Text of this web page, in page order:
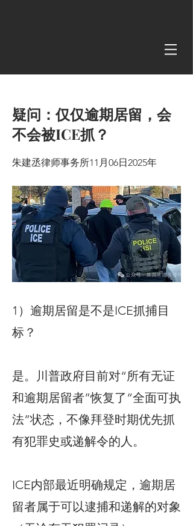
疑问：仅仅逾期居留，会
不会被ICE抓？
朱建丞律师事务所11月06日2025年
1）逾期居留是不是ICE抓捕目
标？
是。川普政府目前对“所有无证
和逾期居留者”恢复了“全面可执
法”状态，不像拜登时期优先抓
有犯罪史或递解令的人。
ICE内部最近明确规定，逾期居
留者属于可以逮捕和递解的对象